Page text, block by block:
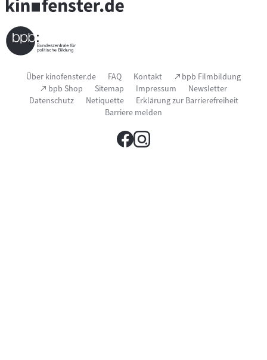
Seitenfußnavigation
Über kinofenster.de FAQ Kontakt (Link
öffnet
im
neuen
bpb Filmbildung
(Link
öffnet
im
bpb Shop Sitemap Impressum
Newsletter
Datenschutz
Netiquette
Erklärung zur Barrierefreiheit
Barriere melden